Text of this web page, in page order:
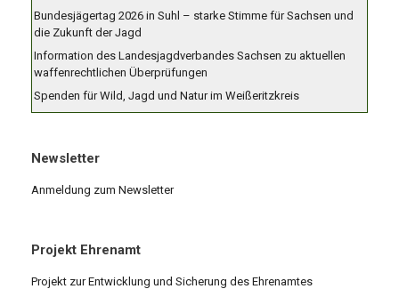
Bundesjägertag 2026 in Suhl – starke Stimme für Sachsen und
die Zukunft der Jagd
Information des Landesjagdverbandes Sachsen zu aktuellen
waffenrechtlichen Überprüfungen
Spenden für Wild, Jagd und Natur im Weißeritzkreis
Newsletter
Anmeldung zum Newsletter
Projekt Ehrenamt
Projekt zur Entwicklung und Sicherung des Ehrenamtes